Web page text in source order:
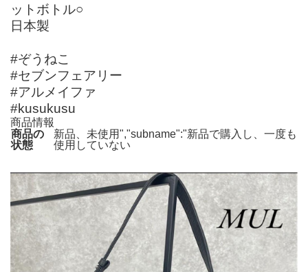
ットボトル○
日本製
#ぞうねこ
#セブンフェアリー
#アルメイファ
#kusukusu
商品情報
商品の
状態
新品、未使用","subname":"新品で購入し、一度も
使用していない